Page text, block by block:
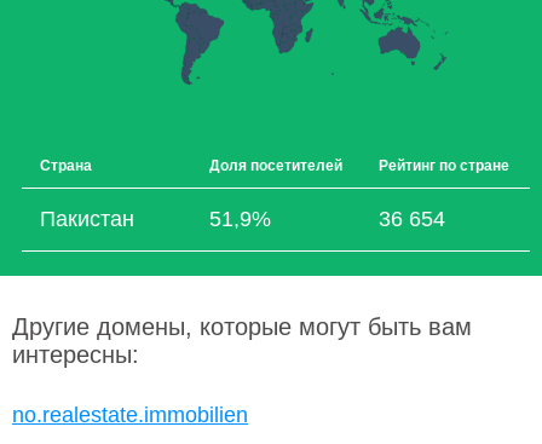
Страна Доля посетителей Рейтинг по стране
Пакистан 51,9% 36 654
Другие домены, которые могут быть вам
интересны:
no.realestate.immobilien